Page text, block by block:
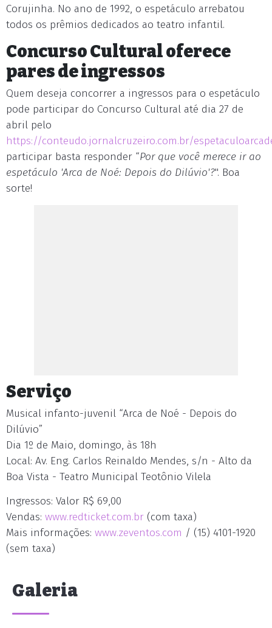
Corujinha. No ano de 1992, o espetáculo arrebatou
todos os prêmios dedicados ao teatro infantil.
Concurso Cultural oferece
pares de ingressos
Quem deseja concorrer a ingressos para o espetáculo
pode participar do Concurso Cultural até dia 27 de
abril pelo
https://conteudo.jornalcruzeiro.com.br/
participar basta responder “Por que você merece ir ao
espetáculo 'Arca de Noé: Depois do Dilúvio'?". Boa
sorte!
Serviço
Musical infanto-juvenil “Arca de Noé - Depois do
Dilúvio”
Dia 1º de Maio, domingo, às 18h
Local: Av. Eng. Carlos Reinaldo Mendes, s/n - Alto da
Boa Vista - Teatro Municipal Teotônio Vilela
Ingressos: Valor R$ 69,00
Vendas: www.redticket.com.br (com taxa)
Mais informações: www.zeventos.com / (15) 4101-1920
(sem taxa)
Galeria